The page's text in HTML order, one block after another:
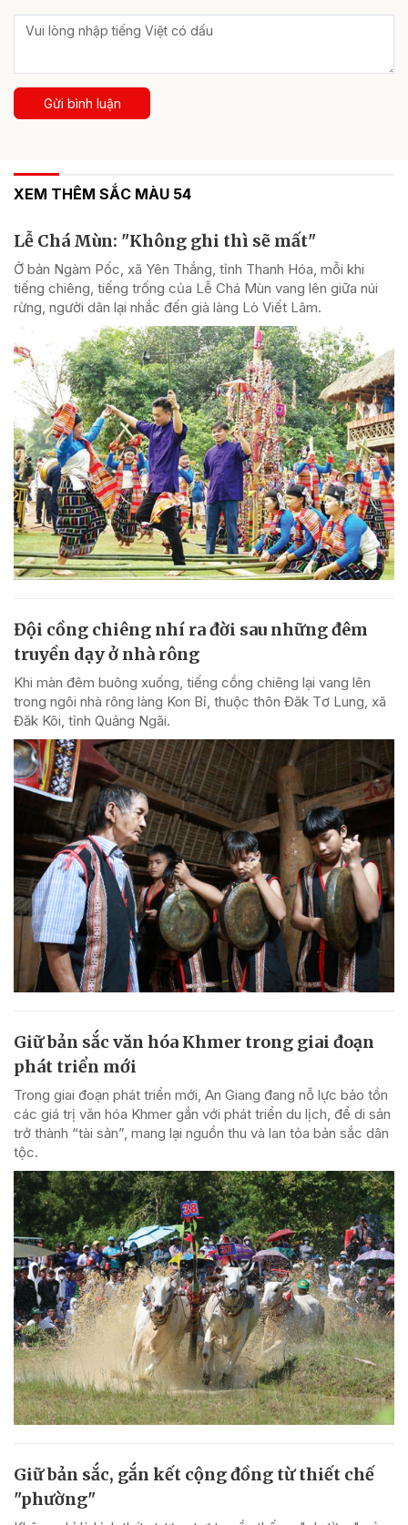
Gửi bình luận
XEM THÊM SẮC MÀU 54
Lễ Chá Mùn: "Không ghi thì sẽ mất"
Ở bản Ngàm Pốc, xã Yên Thắng, tỉnh Thanh Hóa, mỗi khi
tiếng chiêng, tiếng trống của Lễ Chá Mùn vang lên giữa núi
rừng, người dân lại nhắc đến già làng Lò Viết Lâm.
Đội cồng chiêng nhí ra đời sau những đêm
truyền dạy ở nhà rông
Khi màn đêm buông xuống, tiếng cồng chiêng lại vang lên
trong ngôi nhà rông làng Kon Bỉ, thuộc thôn Đăk Tơ Lung, xã
Đăk Kôi, tỉnh Quảng Ngãi.
Giữ bản sắc văn hóa Khmer trong giai đoạn
phát triển mới
Trong giai đoạn phát triển mới, An Giang đang nỗ lực bảo tồn
các giá trị văn hóa Khmer gắn với phát triển du lịch, để di sản
trở thành “tài sản”, mang lại nguồn thu và lan tỏa bản sắc dân
tộc.
Giữ bản sắc, gắn kết cộng đồng từ thiết chế
"phường"